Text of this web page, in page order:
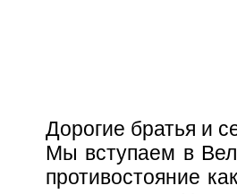
Дорогие братья и
Мы вступаем в
противостояние